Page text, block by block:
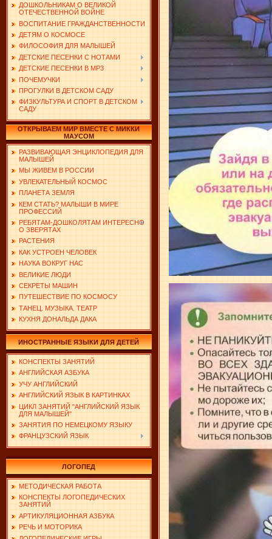
ДОШКОЛЬНИКАМ О ВЕЛИКОЙ
ОТЕЧЕСТВЕННОЙ ВОЙНЕ
ВОСПИТАНИЕ ГРАЖДАНСТВЕННОСТИ
ДЕТЯМ О КОСМОСЕ
ФИЛОСОФИЯ ДЛЯ МАЛЫШЕЙ
ДЕТСКИЕ ПЕСЕНКИ С НОТАМИ
ДЕТСКИЕ ПЕСЕНКИ В MP3
ПОЧЕМУЧКИ
ПРОГУЛКИ В ДЕТСКОМ САДУ
ФИЗКУЛЬТУРА И СПОРТ В ДЕТСКОМ
САДУ
ОТКРЫВАЕМ МИР ВМЕСТЕ С МИККИ
МАУСОМ
РАЗВИВАЮЩАЯ ЭНЦИКЛОПЕДИЯ ДЛЯ
МАЛЫШЕЙ
МЫ ЖИВЕМ В РОССИИ
УВЛЕКАТЕЛЬНЫЙ КОСМОС
ПЛАНЕТА ЗЕМЛЯ
КЕМ СТАТЬ? МАЛЫШИ В МИРЕ
ПРОФЕССИЙ
РЕБЯТАМ-ДОШКОЛЯТАМ ИНТЕРЕСНО
О ЗВЕРЯТАХ
РАСТЕНИЯ
КАК УСТРОЕН ЧЕЛОВЕК
НАУКА ВОКРУГ НАС
ВЕЛИКИЕ ЛЮДИ
СЕКРЕТЫ МАШИН
ПУТЕШЕСТВИЕ ПО КОСМОСУ
ТАНЕЦ. МУЗЫКА. ТЕАТР
КУХНЯ ДОНАЛЬДА ДАКА
ИНОСТРАННЫЕ ЯЗЫКИ ДЛЯ ДЕТЕЙ
КОНСПЕКТЫ ЗАНЯТИЙ
АНГЛИЙСКАЯ АЗБУКА
УЧУ АНГЛИЙСКИЙ
АНГЛИЙСКИЙ ЯЗЫК В КАРТИНКАХ
ЦИКЛ ЗАНЯТИЙ "АНГЛИЙСКИЙ ЯЗЫК
ДЛЯ МАЛЫШЕЙ"
ЗАНЯТИЯ ПО НЕМЕЦКОМУ ЯЗЫКУ
ФРАНЦУЗСКИЙ ЯЗЫК
ЛОГОПЕД
МЕТОДИЧЕСКАЯ РАБОТА
КОНСПЕКТЫ ЛОГОПЕДИЧЕСКИХ
ЗАНЯТИЙ
АРТИКУЛЯЦИОННАЯ АЗБУКА
РЕЧЬ И МОТОРИКА